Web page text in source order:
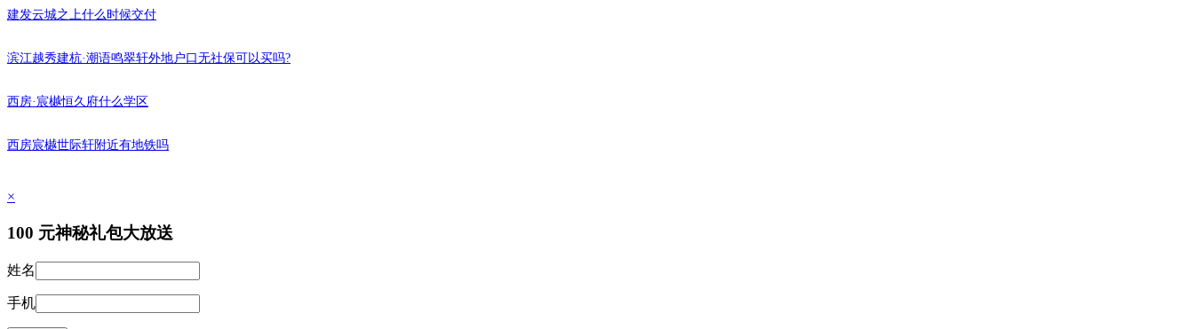
建发云城之上什么时候交付
滨江越秀建杭·潮语鸣翠轩外地户口无社保可以买吗?
西房·宸樾恒久府什么学区
西房宸樾世际轩附近有地铁吗
×
100 元神秘礼包大放送
姓名
手机